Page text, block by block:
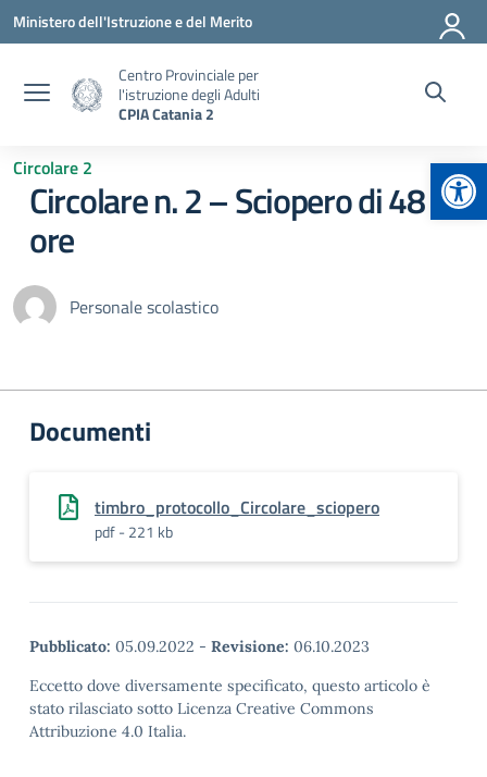
Vai ai contenuti
Vai al menu di navigazione
Vai al footer
Ministero dell'Istruzione e del Merito
Centro Provinciale per
l'istruzione degli Adulti
CPIA Catania 2
Circolare 2
Circolare n. 2 – Sciopero di 48
ore
Personale scolastico
Documenti
timbro_protocollo_Circolare_sciopero
pdf - 221 kb
Pubblicato: 05.09.2022 - Revisione: 06.10.2023
Eccetto dove diversamente specificato, questo articolo è
stato rilasciato sotto Licenza Creative Commons
Attribuzione 4.0 Italia.